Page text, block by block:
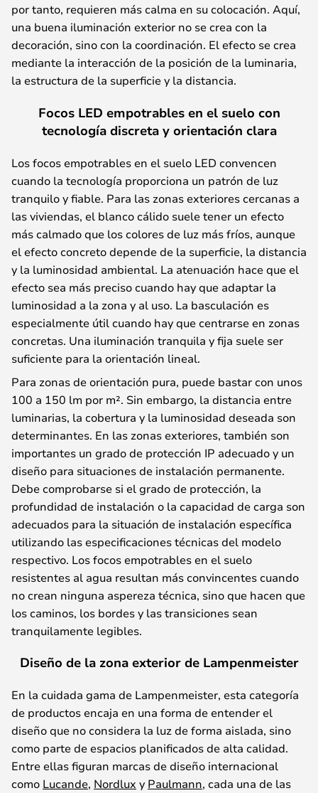
por tanto, requieren más calma en su colocación. Aquí,
una buena iluminación exterior no se crea con la
decoración, sino con la coordinación. El efecto se crea
mediante la interacción de la posición de la luminaria,
la estructura de la superficie y la distancia.
Focos LED empotrables en el suelo con
tecnología discreta y orientación clara
Los focos empotrables en el suelo LED convencen
cuando la tecnología proporciona un patrón de luz
tranquilo y fiable. Para las zonas exteriores cercanas a
las viviendas, el blanco cálido suele tener un efecto
más calmado que los colores de luz más fríos, aunque
el efecto concreto depende de la superficie, la distancia
y la luminosidad ambiental. La atenuación hace que el
efecto sea más preciso cuando hay que adaptar la
luminosidad a la zona y al uso. La basculación es
especialmente útil cuando hay que centrarse en zonas
concretas. Una iluminación tranquila y fija suele ser
suficiente para la orientación lineal.
Para zonas de orientación pura, puede bastar con unos
100 a 150 lm por m². Sin embargo, la distancia entre
luminarias, la cobertura y la luminosidad deseada son
determinantes. En las zonas exteriores, también son
importantes un grado de protección IP adecuado y un
diseño para situaciones de instalación permanente.
Debe comprobarse si el grado de protección, la
profundidad de instalación o la capacidad de carga son
adecuados para la situación de instalación específica
utilizando las especificaciones técnicas del modelo
respectivo. Los focos empotrables en el suelo
resistentes al agua resultan más convincentes cuando
no crean ninguna aspereza técnica, sino que hacen que
los caminos, los bordes y las transiciones sean
tranquilamente legibles.
Diseño de la zona exterior de Lampenmeister
En la cuidada gama de Lampenmeister, esta categoría
de productos encaja en una forma de entender el
diseño que no considera la luz de forma aislada, sino
como parte de espacios planificados de alta calidad.
Entre ellas figuran marcas de diseño internacional
como Lucande, Nordlux y Paulmann, cada una de las